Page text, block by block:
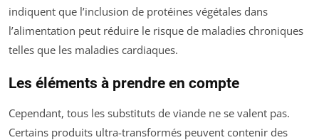
indiquent que l’inclusion de protéines végétales dans
l’alimentation peut réduire le risque de maladies chroniques
telles que les maladies cardiaques.
Les éléments à prendre en compte
Cependant, tous les substituts de viande ne se valent pas.
Certains produits ultra-transformés peuvent contenir des